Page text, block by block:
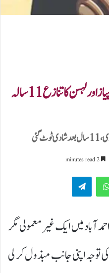
باورچی خانے سے عدالت تک،پیاز اور لہسن کا تنازع 11 سالہ
گئی
WhatsApp
آباد میں ایک غیر معمولی مگر
اپنی جانب مبذول کر لی